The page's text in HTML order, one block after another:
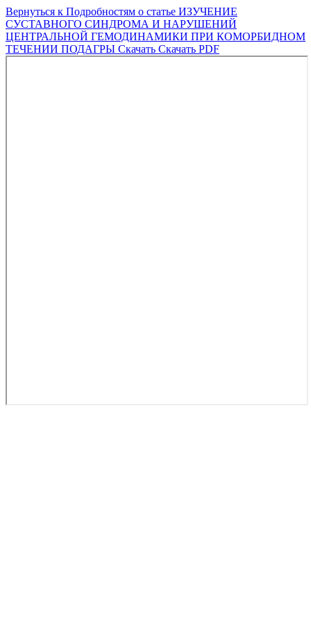
Вернуться к Подробностям о статье ИЗУЧЕНИЕ
СУСТАВНОГО СИНДРОМА И НАРУШЕНИЙ
ЦЕНТРАЛЬНОЙ ГЕМОДИНАМИКИ ПРИ КОМОРБИДНОМ
ТЕЧЕНИИ ПОДАГРЫ Скачать Скачать PDF